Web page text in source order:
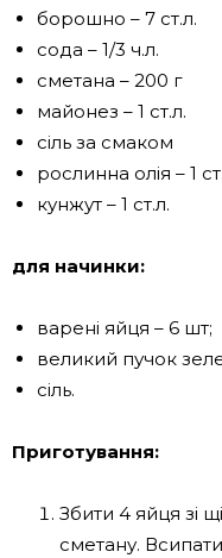
борошно – 7 ст.л.
сода – 1/3 ч.л.
сметана – 200 г
майонез – 1 ст.л.
сіль за смаком
рослинна олія – ​​1
кунжут – 1 ст.л.
для начинки:
варені яйця – 6 шт;
великий пучок
сіль.
Приготування:
Збити 4 яйця зі
сметану.